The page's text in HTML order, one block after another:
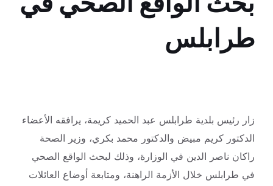
طرابلس
زار رئيس بلدية طرابلس عبد الحميد كريمة، يرافقه الأعضاء
الدكتور كريم مبيض والدكتور محمد بكري، وزير الصحة
راكان ناصر الدين في الوزارة، وذلك لبحث الواقع الصحي
في طرابلس خلال الأزمة الراهنة، ومتابعة أوضاع العائلات